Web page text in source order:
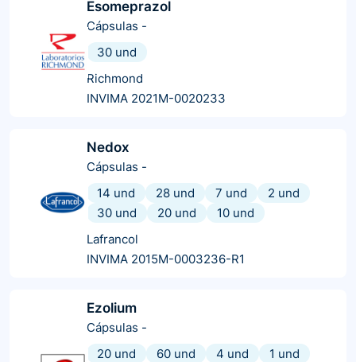
Esomeprazol
Cápsulas -
30 und
Richmond
INVIMA 2021M-0020233
Nedox
Cápsulas -
14 und
28 und 7 und
2 und
30 und
20 und
10 und
Lafrancol
INVIMA 2015M-0003236-R1
Ezolium
Cápsulas -
20 und
60 und 4 und
1 und